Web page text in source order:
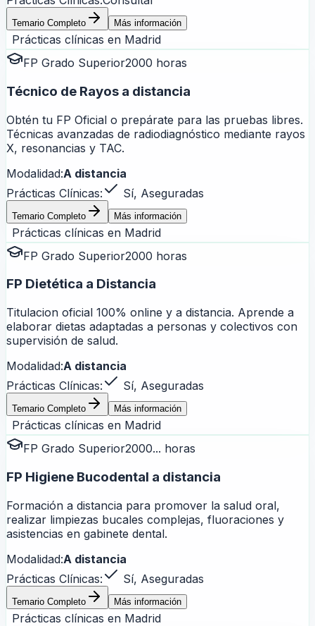
Temario Completo Más información
Prácticas clínicas en Madrid
FP Grado Superior2000 horas
Técnico de Rayos a distancia
Obtén tu FP Oficial o prepárate para las pruebas libres.
Técnicas avanzadas de radiodiagnóstico mediante rayos
X, resonancias y TAC.
Modalidad:A distancia
Prácticas Clínicas:
Sí, Aseguradas
Temario Completo Más información
Prácticas clínicas en Madrid
FP Grado Superior2000 horas
FP Dietética a Distancia
Titulacion oficial 100% online y a distancia. Aprende a
elaborar dietas adaptadas a personas y colectivos con
supervisión de salud.
Modalidad:A distancia
Prácticas Clínicas:
Sí, Aseguradas
Temario Completo Más información
Prácticas clínicas en Madrid
FP Grado Superior2000... horas
FP Higiene Bucodental a distancia
Formación a distancia para promover la salud oral,
realizar limpiezas bucales complejas, fluoraciones y
asistencias en gabinete dental.
Modalidad:A distancia
Prácticas Clínicas:
Sí, Aseguradas
Temario Completo Más información
Prácticas clínicas en Madrid